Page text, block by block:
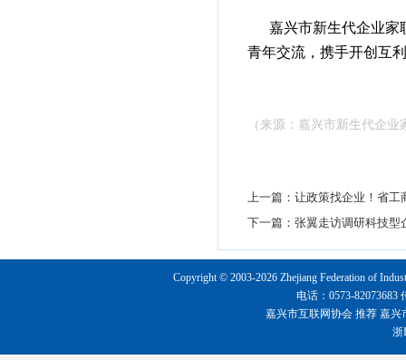
嘉兴市新生代企业家
青年交流，携手开创互
（ 来源：嘉兴市新生代企业
上一篇：让政策找企业！省工
下一篇：张翼走访调研科技型
Copyright © 2003-2026 Zhejiang Federation of
电话：0573-82073683
嘉兴市互联网协会 推荐嘉兴
浙